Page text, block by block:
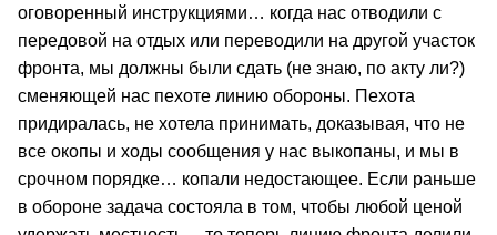
оговоренный инструкциями… когда нас отводили с
передовой на отдых или переводили на другой участок
фронта, мы должны были сдать (не знаю, по акту ли?)
сменяющей нас пехоте линию обороны. Пехота
придиралась, не хотела принимать, доказывая, что не
все окопы и ходы сообщения у нас выкопаны, и мы в
срочном порядке… копали недостающее. Если раньше
в обороне задача состояла в том, чтобы любой ценой